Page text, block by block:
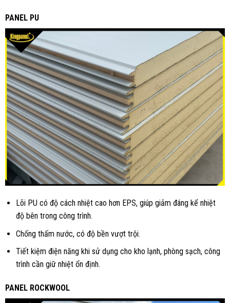
PANEL PU
Lõi PU có độ cách nhiệt cao hơn EPS, giúp giảm đáng kể nhiệt
độ bên trong công trình.
Chống thấm nước, có độ bền vượt trội.
Tiết kiệm điện năng khi sử dụng cho kho lạnh, phòng sạch, công
trình cần giữ nhiệt ổn định.
PANEL ROCKWOOL